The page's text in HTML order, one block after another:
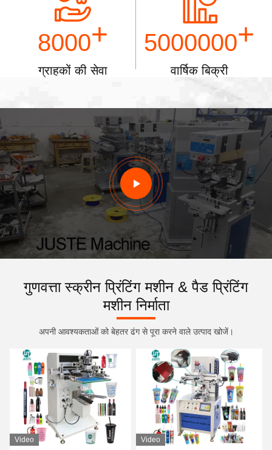
8000+
ग्राहकों की सेवा
5000000+
वार्षिक बिक्री
गुणवत्ता स्क्रीन प्रिंटिंग मशीन & पैड प्रिंटिंग
मशीन निर्माता
अपनी आवश्यकताओं को बेहतर ढंग से पूरा करने वाले उत्पाद खोजें।
Video
Video